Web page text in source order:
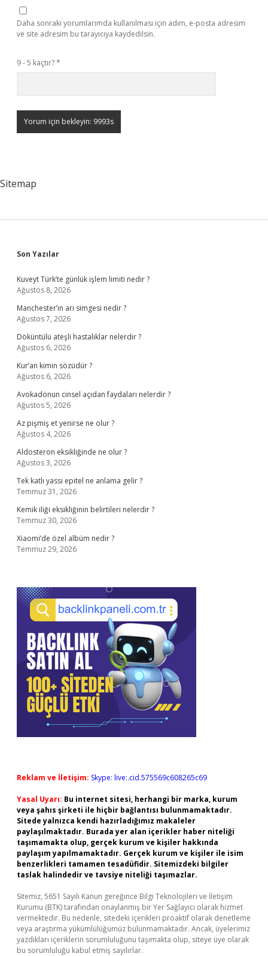
Daha sonraki yorumlarımda kullanılması için adım, e-posta adresim
ve site adresim bu tarayıcıya kaydedilsin.
9 - 5 kaçtır?*
Sitemap
Sidebar
Son Yazılar
Kuveyt Türk’te günlük işlem limiti nedir ?
Ağustos 8, 2026
Manchester’ın arı simgesi nedir ?
Ağustos 7, 2026
Döküntülü ateşli hastalıklar nelerdir ?
Ağustos 6, 2026
Kur’an kimin sözüdür ?
Ağustos 6, 2026
Avokadonun cinsel açıdan faydaları nelerdir ?
Ağustos 5, 2026
Az pişmiş et yenirse ne olur ?
Ağustos 4, 2026
Aldosteron eksikliğinde ne olur ?
Ağustos 3, 2026
Tek katlı yassı epitel ne anlama gelir ?
Temmuz 31, 2026
Kemik iliği eksikliğinin belirtileri nelerdir ?
Temmuz 30, 2026
Xiaomi’de özel albüm nedir ?
Temmuz 29, 2026
Reklam ve İletişim: Skype: live:.cid.575569c608265c69
Yasal Uyarı: Bu internet sitesi, herhangi bir marka, kurum
veya şahıs şirketi ile hiçbir bağlantısı bulunmamaktadır.
Sitede yalnızca kendi hazırladığımız makaleler
paylaşılmaktadır. Burada yer alan içerikler haber niteliği
taşımamakta olup, gerçek kurum ve kişiler hakkında
paylaşım yapılmamaktadır. Gerçek kurum ve kişiler ile isim
benzerlikleri tamamen tesadüfidir. Sitemizdeki bilgiler
taslak halindedir ve tavsiye niteliği taşımazlar.
Sitemiz, 5651 Sayılı Kanun gereğince Bilgi Teknolojileri ve İletişim
Kurumu (BTK) tarafından onaylanmış bir Yer Sağlayıcı olarak hizmet
vermektedir. Bu nedenle, sitedeki içerikleri proaktif olarak denetleme
veya araştırma yükümlülüğümüz bulunmamaktadır. Ancak, üyelerimiz
yazdıkları içeriklerin sorumluluğunu taşımakta olup, siteye üye olarak
bu sorumluluğu kabul etmiş sayılırlar.